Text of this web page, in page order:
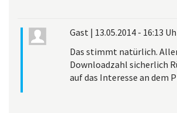
Gast | 13.05.2014 - 16:13
Das stimmt natürlich.
Downloadzahl sicherlich
auf das Interesse an dem